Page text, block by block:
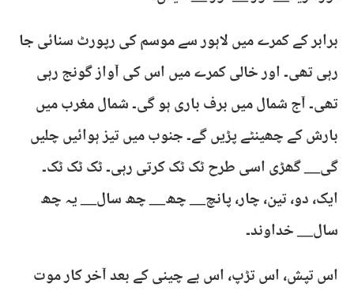
برابر کے کمرے میں لاہور سے موسم کی رپورٹ سنائی جا
رہی تھی۔ اور خالی کمرے میں اس کی آواز گونج رہی
تھی۔ آج شمال میں برف باری ہو گی۔ شمال مغرب میں
بارش کے چھینٹے پڑیں گے۔ جنوب میں تیز ہوائیں چلیں
گی__ گھڑی اسی طرح ٹک ٹک کرتی رہی۔ ٹک ٹک ٹک۔
ایک، دو، تین، چار، پانچ__ چھ__ چھ سال__ یہ چھ
سال__ خداوند۔
اس تپش، اس تڑپ، اس بے چینی کے بعد آخر کار موت